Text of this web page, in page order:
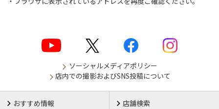
ソーシャルメディアポリシー
店内での撮影およびSNS投稿について
おすすめ情報 店舗検索